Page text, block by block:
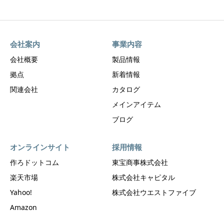
会社案内
会社概要
拠点
関連会社
事業内容
製品情報
新着情報
カタログ
メインアイテム
ブログ
オンラインサイト
作ろドットコム
楽天市場
Yahoo!
Amazon
採用情報
東宝商事株式会社
株式会社キャピタル
株式会社ウエストファイブ